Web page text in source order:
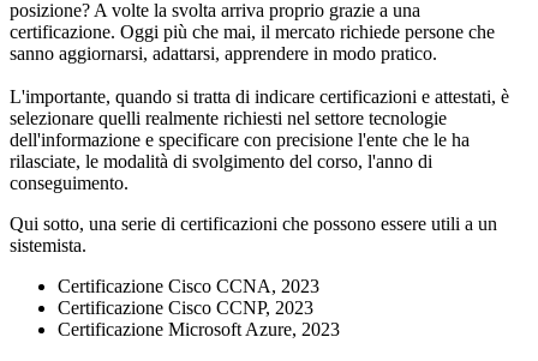
posizione? A volte la svolta arriva proprio grazie a una
certificazione. Oggi più che mai, il mercato richiede persone che
sanno aggiornarsi, adattarsi, apprendere in modo pratico.
L'importante, quando si tratta di indicare certificazioni e attestati, è
selezionare quelli realmente richiesti nel settore tecnologie
dell'informazione e specificare con precisione l'ente che le ha
rilasciate, le modalità di svolgimento del corso, l'anno di
conseguimento.
Qui sotto, una serie di certificazioni che possono essere utili a un
sistemista.
Certificazione Cisco CCNA, 2023
Certificazione Cisco CCNP, 2023
Certificazione Microsoft Azure, 2023